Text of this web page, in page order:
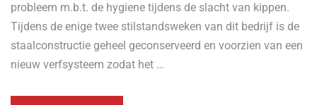
probleem m.b.t. de hygiene tijdens de slacht van kippen.
Tijdens de enige twee stilstandsweken van dit bedrijf is de
staalconstructie geheel geconserveerd en voorzien van een
nieuw verfsysteem zodat het …